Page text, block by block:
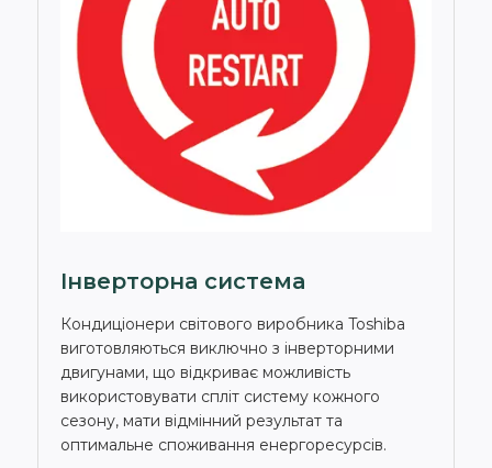
Інверторна система
Кондиціонери світового виробника Toshiba
виготовляються виключно з інверторними
двигунами, що відкриває можливість
використовувати спліт систему кожного
сезону, мати відмінний результат та
оптимальне споживання енергоресурсів.